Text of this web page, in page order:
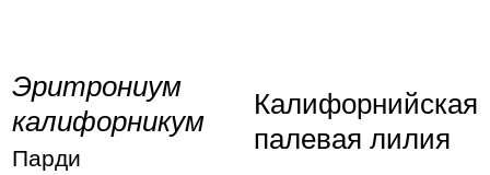
Эритрониум
калифорникум
Парди
Калифорнийская
палевая лилия